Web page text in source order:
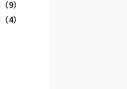
9）
4）